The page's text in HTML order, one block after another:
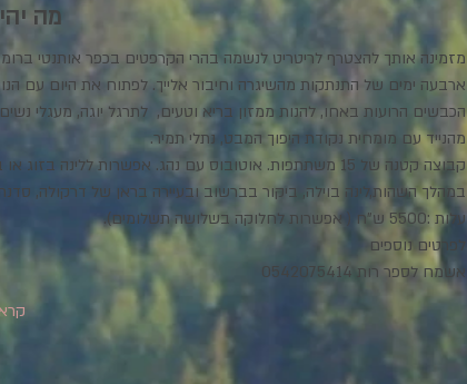
מה
מזמינה אותך להצטרף לריטריט לנשמה בהרי הקרפטים בכפר אותנטי
ארבעה ימים של התנתקות מהשיגרה וחיבור אלייך. לפתוח את היום עם
הכבשים הרועות באחו, להנות ממזון בריא וטעים,  לתרגל יוגה, מעגלי
מהנייד עם מומחית נקודת היפוך המבט, נתלי תמיר.
קבוצה קטנה של 15 משתתפות. אוטובוס עם נהג. אפשרות
במהלך השהות,לינה בוילה, ביקור בברשוב ובעיירה בראן של דרקולה,
עלות :5500 ש"ח ( אפשרות לחלוקה בשלושה תשלומים).
לפרטים נוספים
אשמח לספר רות 0542075414